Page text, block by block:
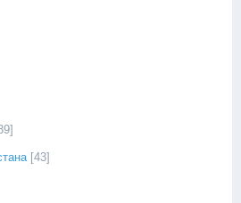
[43]